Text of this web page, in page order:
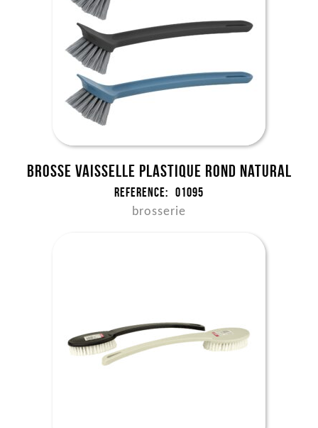
Brosse vaisselle plastique rond NATURAL
Reference: 01095
brosserie